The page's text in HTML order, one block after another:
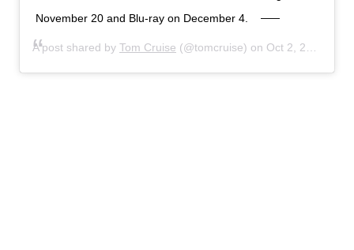
November 20 and Blu-ray on December 4.
A post shared by Tom Cruise (@tomcruise) on Oct 2, 2018 at 12:31pm PDT